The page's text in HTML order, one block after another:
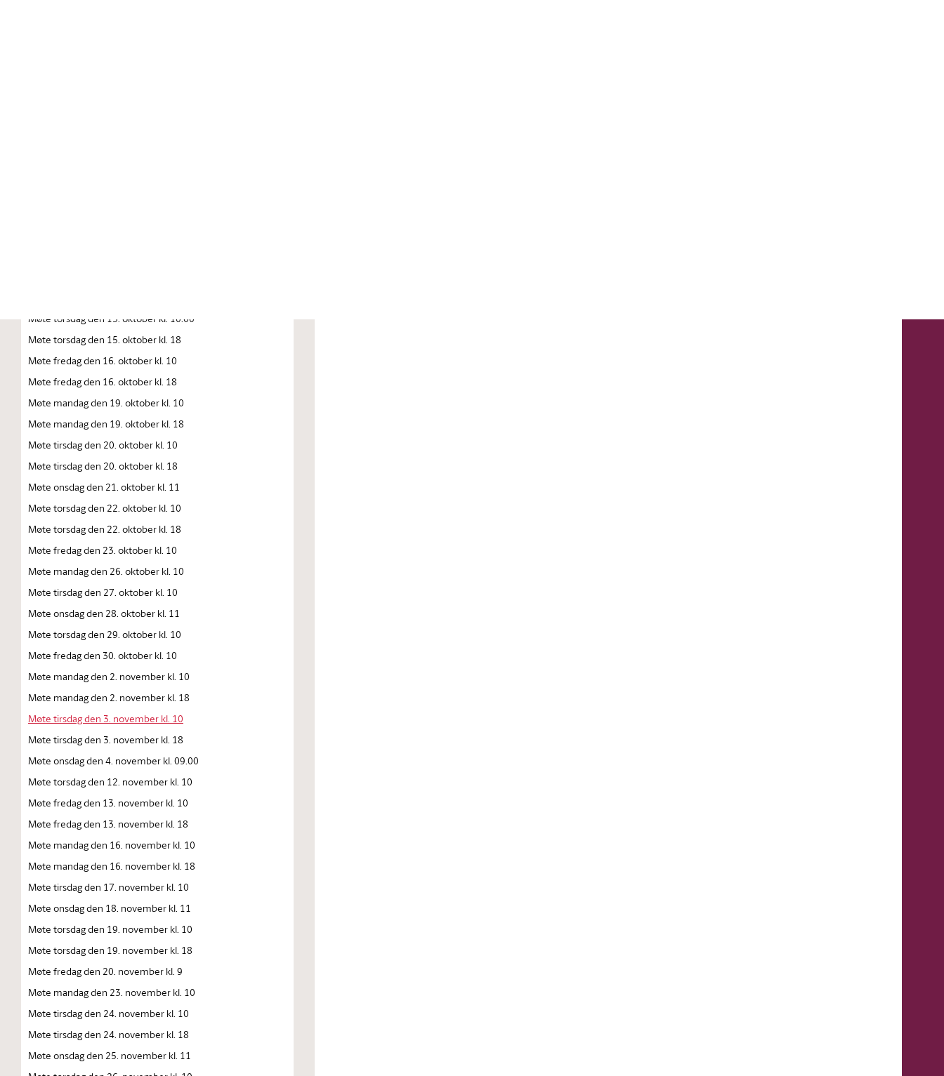
Møte torsdag den 15. oktober kl. 10.00
Møte torsdag den 15. oktober kl. 18
Møte fredag den 16. oktober kl. 10
Møte fredag den 16. oktober kl. 18
Møte mandag den 19. oktober kl. 10
Møte mandag den 19. oktober kl. 18
Møte tirsdag den 20. oktober kl. 10
Møte tirsdag den 20. oktober kl. 18
Møte onsdag den 21. oktober kl. 11
Møte torsdag den 22. oktober kl. 10
Møte torsdag den 22. oktober kl. 18
Møte fredag den 23. oktober kl. 10
Møte mandag den 26. oktober kl. 10
Møte tirsdag den 27. oktober kl. 10
Møte onsdag den 28. oktober kl. 11
Møte torsdag den 29. oktober kl. 10
Møte fredag den 30. oktober kl. 10
Møte mandag den 2. november kl. 10
Møte mandag den 2. november kl. 18
Møte tirsdag den 3. november kl. 10
Møte tirsdag den 3. november kl. 18
Møte onsdag den 4. november kl. 09.00
Møte torsdag den 12. november kl. 10
Møte fredag den 13. november kl. 10
Møte fredag den 13. november kl. 18
Møte mandag den 16. november kl. 10
Møte mandag den 16. november kl. 18
Møte tirsdag den 17. november kl. 10
Møte onsdag den 18. november kl. 11
Møte torsdag den 19. november kl. 10
Møte torsdag den 19. november kl. 18
Møte fredag den 20. november kl. 9
Møte mandag den 23. november kl. 10
Møte tirsdag den 24. november kl. 10
Møte tirsdag den 24. november kl. 18
Møte onsdag den 25. november kl. 11